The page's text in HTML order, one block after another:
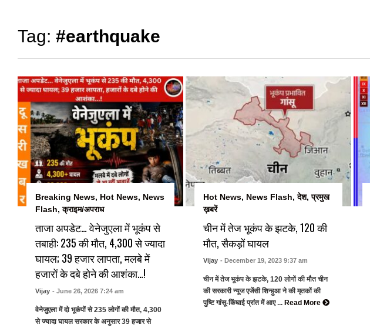
Tag: #earthquake
Breaking News, Hot News, News
Flash,क्राइम/अपराध
ताजा अपडेट… वेनेजुएला में भूकंप से
तबाही: 235 की मौत, 4,300 से ज्यादा
घायल; 39 हजार लापता, मलबे में
हजारों के दबे होने की आशंका…!
Vijay - June 26, 2026 7:24 am
वेनेजुएला में दो भूकंपों से 235 लोगों की मौत, 4,300
से ज्यादा घायल सरकार के अनुसार 39 हजार से
Hot News, News Flash,देश,प्रमुख
ख़बरें
चीन में तेज भूकंप के झटके, 120 की
मौत, सैकड़ों घायल
Vijay - December 19, 2023 9:37 am
चीन में तेज भूकंप के झटके, 120 लोगों की मौत चीन
की सरकारी न्यूज एजेंसी शिन्हुआ ने की मृतकों की
पुष्टि गांसू-किंघाई प्रांत में आए ... Read More